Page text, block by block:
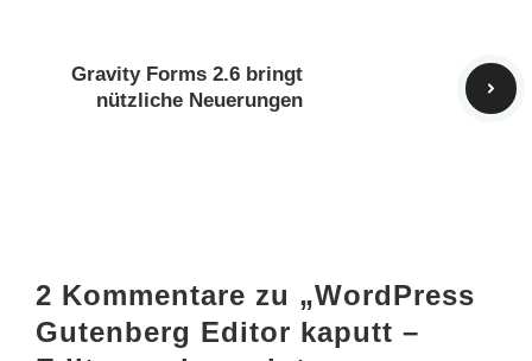
Gravity Forms 2.6 bringt
nützliche Neuerungen
2 Kommentare zu „WordPress
Gutenberg Editor kaputt –